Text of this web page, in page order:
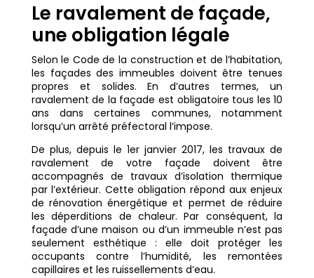
Le ravalement de façade,
une obligation légale
Selon le Code de la construction et de l’habitation,
les façades des immeubles doivent être tenues
propres et solides. En d’autres termes, un
ravalement de la façade est obligatoire tous les 10
ans dans certaines communes, notamment
lorsqu’un arrêté préfectoral l’impose.
De plus, depuis le 1er janvier 2017, les travaux de
ravalement de votre façade doivent être
accompagnés de travaux d’isolation thermique
par l’extérieur. Cette obligation répond aux enjeux
de rénovation énergétique et permet de réduire
les déperditions de chaleur. Par conséquent, la
façade d’une maison ou d’un immeuble n’est pas
seulement esthétique : elle doit protéger les
occupants contre l’humidité, les remontées
capillaires et les ruissellements d’eau.